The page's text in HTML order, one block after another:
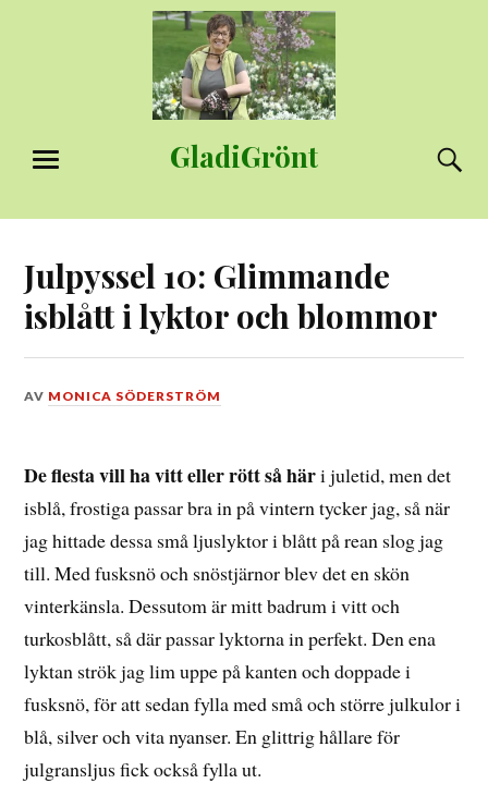
GladiGrönt
MENY
Julpyssel 10: Glimmande
isblått i lyktor och blommor
DEN
2014
AV MONICA SÖDERSTRÖM
De flesta vill ha vitt eller rött så häri juletid, men det
isblå, frostiga passar bra in på vintern tycker jag, så när
jag hittade dessa små ljuslyktor i blått på rean slog jag
till. Med fusksnö och snöstjärnor blev det en skön
vinterkänsla. Dessutom är mitt badrum i vitt och
turkosblått, så där passar lyktorna in perfekt. Den ena
lyktan strök jag lim uppe på kanten och doppade i
fusksnö, för att sedan fylla med små och större julkulor i
blå, silver och vita nyanser. En glittrig hållare för
julgransljus fick också fylla ut.